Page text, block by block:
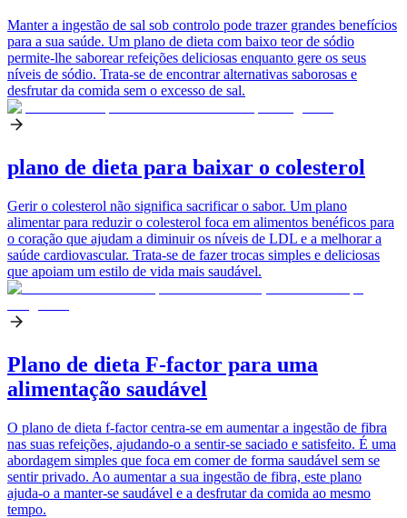
Manter a ingestão de sal sob controlo pode trazer grandes benefícios
para a sua saúde. Um plano de dieta com baixo teor de sódio
permite-lhe saborear refeições deliciosas enquanto gere os seus
níveis de sódio. Trata-se de encontrar alternativas saborosas e
desfrutar da comida sem o excesso de sal.
plano de dieta para baixar o colesterol
Gerir o colesterol não significa sacrificar o sabor. Um plano
alimentar para reduzir o colesterol foca em alimentos benéficos para
o coração que ajudam a diminuir os níveis de LDL e a melhorar a
saúde cardiovascular. Trata-se de fazer trocas simples e deliciosas
que apoiam um estilo de vida mais saudável.
Plano de dieta F-factor para uma
alimentação saudável
O plano de dieta f-factor centra-se em aumentar a ingestão de fibra
nas suas refeições, ajudando-o a sentir-se saciado e satisfeito. É uma
abordagem simples que foca em comer de forma saudável sem se
sentir privado. Ao aumentar a sua ingestão de fibra, este plano
ajuda-o a manter-se saudável e a desfrutar da comida ao mesmo
tempo.